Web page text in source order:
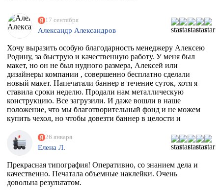
17 сентября
Александр Александров
Хочу выразить особую благодарность менеджеру Алексею
Родину, за быструю и качественную работу. У меня был
макет, но он не был нудного размера, Алексей или
дизайнеры компании , совершенно бесплатно сделали
новый макет. Напечатали баннер в течение суток, хотя я
ставила сроки неделю. Продали нам металлическую
конструкцию. Все загрузили. И даже вошли в наше
положение, что мы благотворительный фонд и не можем
купить чехол, но чтобы довезти баннер в целости и
Огромное спасибо вам. Скоро будем новый баннер
печатать, обязательно обратимся к вам
26 января
Елена Л.
Прекрасная типография! Оперативно, со знанием дела и
качественно. Печатала объемные наклейки. Очень
довольна результатом.